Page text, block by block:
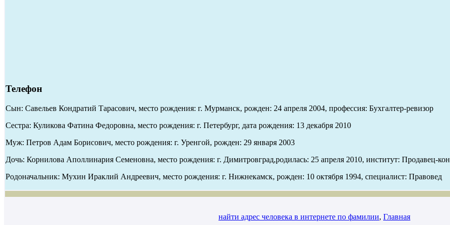
Телефон
Сын: Савельев Кондратий Тарасович, место рождения: г. Мурманск, рожден: 24 апреля 2004, профессия: Бухгалтер-ревизор
Сестра: Куликова Фатина Федоровна, место рождения: г. Петербург, дата рождения: 13 декабря 2010
Муж: Петров Адам Борисович, место рождения: г. Уренгой, рожден: 29 января 2003
Дочь: Корнилова Аполлинария Семеновна, место рождения: г. Димитровград,родилась: 25 апреля 2010, институт: Продавец-
Родоначальник: Мухин Ираклий Андреевич, место рождения: г. Нижнекамск, рожден: 10 октября 1994, специалист: Правовед
найти адрес человека в интернете по фамилии, Главная